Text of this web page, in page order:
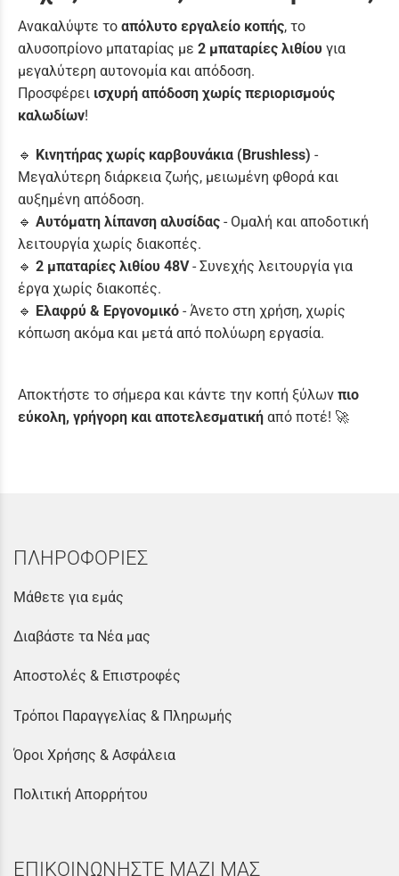
Ανακαλύψτε το απόλυτο εργαλείο κοπής, το
αλυσοπρίονο μπαταρίας με 2 μπαταρίες λιθίου για
μεγαλύτερη αυτονομία και απόδοση.
Προσφέρει ισχυρή απόδοση χωρίς περιορισμούς
καλωδίων!
🔹 Κινητήρας χωρίς καρβουνάκια (Brushless) -
Μεγαλύτερη διάρκεια ζωής, μειωμένη φθορά και
αυξημένη απόδοση.
🔹 Αυτόματη λίπανση αλυσίδας - Ομαλή και αποδοτική
λειτουργία χωρίς διακοπές.
🔹 2 μπαταρίες λιθίου 48V- Συνεχής λειτουργία για
έργα χωρίς διακοπές.
🔹 Ελαφρύ & Εργονομικό - Άνετο στη χρήση, χωρίς
κόπωση ακόμα και μετά από πολύωρη εργασία.
Αποκτήστε το σήμερα και κάντε την κοπή ξύλων πιο
εύκολη, γρήγορη και αποτελεσματική από ποτέ! 🚀
ΠΛΗΡΟΦΟΡΙΕΣ
Μάθετε για εμάς
Διαβάστε τα Νέα μας
Αποστολές & Επιστροφές
Τρόποι Παραγγελίας & Πληρωμής
Όροι Χρήσης & Ασφάλεια
Πολιτική Απορρήτου
ΕΠΙΚΟΙΝΩΝΗΣΤΕ ΜΑΖΙ ΜΑΣ